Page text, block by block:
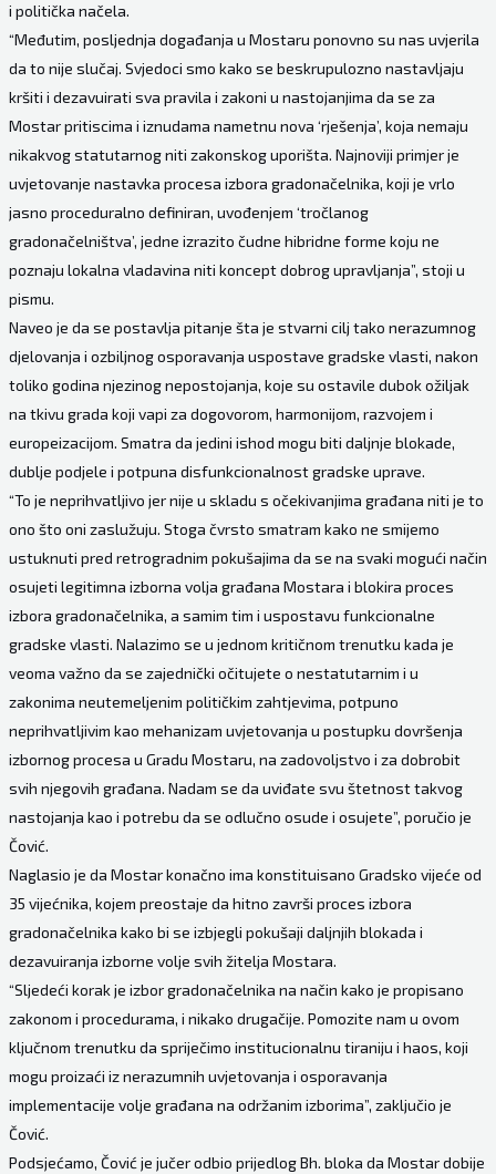
i politička načela.
“Međutim, posljednja događanja u Mostaru ponovno su nas uvjerila
da to nije slučaj. Svjedoci smo kako se beskrupulozno nastavljaju
kršiti i dezavuirati sva pravila i zakoni u nastojanjima da se za
Mostar pritiscima i iznudama nametnu nova ‘rješenja’, koja nemaju
nikakvog statutarnog niti zakonskog uporišta. Najnoviji primjer je
uvjetovanje nastavka procesa izbora gradonačelnika, koji je vrlo
jasno proceduralno definiran, uvođenjem ‘tročlanog
gradonačelništva’, jedne izrazito čudne hibridne forme koju ne
poznaju lokalna vladavina niti koncept dobrog upravljanja”, stoji u
pismu.
Naveo je da se postavlja pitanje šta je stvarni cilj tako nerazumnog
djelovanja i ozbiljnog osporavanja uspostave gradske vlasti, nakon
toliko godina njezinog nepostojanja, koje su ostavile dubok ožiljak
na tkivu grada koji vapi za dogovorom, harmonijom, razvojem i
europeizacijom. Smatra da jedini ishod mogu biti daljnje blokade,
dublje podjele i potpuna disfunkcionalnost gradske uprave.
“To je neprihvatljivo jer nije u skladu s očekivanjima građana niti je to
ono što oni zaslužuju. Stoga čvrsto smatram kako ne smijemo
ustuknuti pred retrogradnim pokušajima da se na svaki mogući način
osujeti legitimna izborna volja građana Mostara i blokira proces
izbora gradonačelnika, a samim tim i uspostavu funkcionalne
gradske vlasti. Nalazimo se u jednom kritičnom trenutku kada je
veoma važno da se zajednički očitujete o nestatutarnim i u
zakonima neutemeljenim političkim zahtjevima, potpuno
neprihvatljivim kao mehanizam uvjetovanja u postupku dovršenja
izbornog procesa u Gradu Mostaru, na zadovoljstvo i za dobrobit
svih njegovih građana. Nadam se da uviđate svu štetnost takvog
nastojanja kao i potrebu da se odlučno osude i osujete”, poručio je
Čović.
Naglasio je da Mostar konačno ima konstituisano Gradsko vijeće od
35 vijećnika, kojem preostaje da hitno završi proces izbora
gradonačelnika kako bi se izbjegli pokušaji daljnjih blokada i
dezavuiranja izborne volje svih žitelja Mostara.
“Sljedeći korak je izbor gradonačelnika na način kako je propisano
zakonom i procedurama, i nikako drugačije. Pomozite nam u ovom
ključnom trenutku da spriječimo institucionalnu tiraniju i haos, koji
mogu proizaći iz nerazumnih uvjetovanja i osporavanja
implementacije volje građana na održanim izborima”, zaključio je
Čović.
Podsjećamo, Čović je jučer odbio prijedlog Bh. bloka da Mostar dobije